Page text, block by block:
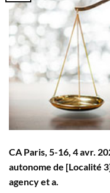
CA Paris, 5-16, 4 avr.
autonome de [Localité
agency et a.